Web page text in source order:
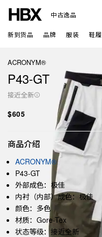
中古逸品
新到货品 品牌 服装 鞋履
ACRONYM®
P43-GT
接近全新
$605
商品介绍
ACRONYM®
P43-GT
外部成色：极佳
内衬（内部）成色：极佳
颜色：多色
材质：Gore-Tex
状态等级：接近全新